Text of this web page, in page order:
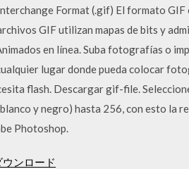
Format (.gif) El formato
GIF utilizan mapas de bits y
en línea. Suba fotografías o
lugar donde pueda colocar
flash. Descargar gif-file.
y negro) hasta 256, con esto la
Photoshop.
ンロード